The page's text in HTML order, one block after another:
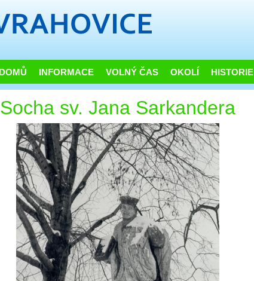
DOMŮ INFORMACE VOLNÝ ČAS OKOLÍ HISTORIE
Socha sv. Jana Sarkandera